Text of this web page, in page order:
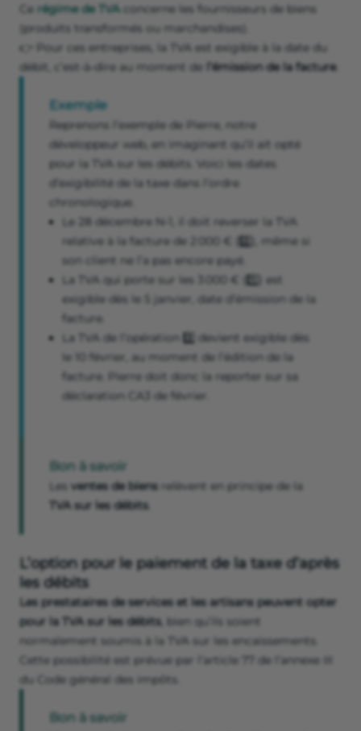
Ce régime de TVA concerne les fournisseurs de biens
(produits transformés ou marchandises).
👉 Pour ces entreprises, la TVA est exigible à la date du
débit, c’est-à-dire au moment de l’émission de la facture.
Exemple
Reprenons l’exemple de Pierre, notre
développeur web, en imaginant qu’il ait opté
pour la TVA sur les débits. Voici les dates
d’exigibilité de la taxe dans l’ordre
chronologique.
Le 28 décembre N-1, il doit reverser la TVA
relative à la facture de 2 000 € (2️⃣), même si
son client ne l’a pas encore payé.
La TVA qui porte sur les 3 000 € (1️⃣) est
exigible dès le 5 janvier, date d’émission de la
facture.
La TVA de l’opération 3️⃣ devient exigible dès
le 10 février, au moment de l’édition de la
facture. Pierre doit donc la reporter sur sa
déclaration CA3 de février.
Bon à savoir
Les ventes de biens relèvent en principe de la
TVA sur les débits.
L’option pour le paiement de la taxe d’après
les débits
Les prestataires de services et les artisans peuvent opter
pour la TVA sur les débits, bien qu’ils soient
normalement soumis à la TVA sur les encaissements.
Cette possibilité est prévue par l’article 77 de l’annexe III
du Code général des impôts.
Bon à savoir